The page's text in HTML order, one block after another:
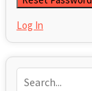
Log In